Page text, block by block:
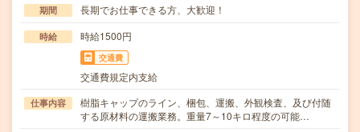
期間 長期でお仕事できる方、大歓迎！
時給 時給1500円
交通費
交通費規定内支給
仕事内容
樹脂キャップのライン、梱包、運搬、外観検査、及び付随
する原材料の運搬業務。重量7～10キロ程度の可能…